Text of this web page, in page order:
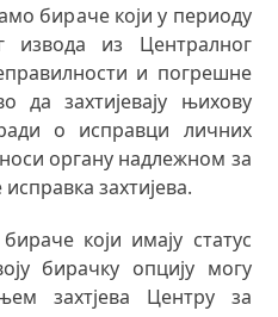
бираче који у периоду
извода из Централног
и погрешне
да захтијевају њихову
о исправци личних
органу надлежном за
захтијева.
који имају статус
бирачку опцију могу
захтјева Центру за